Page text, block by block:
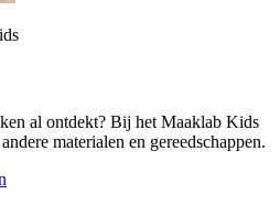
al ontdekt? Bij het Maaklab Kids
materialen en gereedschappen.